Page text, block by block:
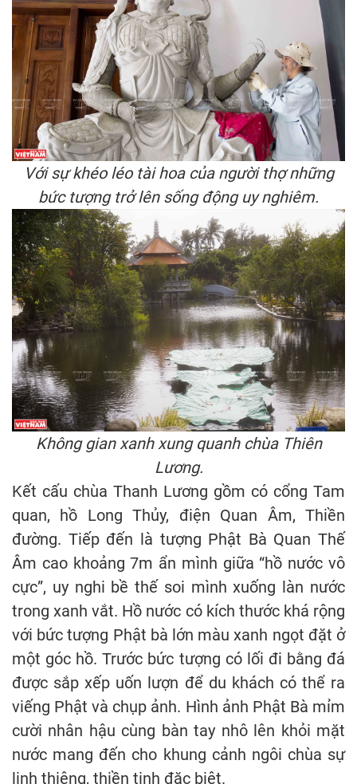
Với sự khéo léo tài hoa của người thợ những
bức tượng trở lên sống động uy nghiêm.
Không gian xanh xung quanh chùa Thiên
Lương.
Kết cấu chùa Thanh Lương gồm có cổng Tam
quan, hồ Long Thủy, điện Quan Âm, Thiền
đường. Tiếp đến là tượng Phật Bà Quan Thế
Âm cao khoảng 7m ẩn mình giữa “hồ nước vô
cực”, uy nghi bề thế soi mình xuống làn nước
trong xanh vắt. Hồ nước có kích thước khá rộng
với bức tượng Phật bà lớn màu xanh ngọt đặt ở
một góc hồ. Trước bức tượng có lối đi bằng đá
được sắp xếp uốn lượn để du khách có thể ra
viếng Phật và chụp ảnh. Hình ảnh Phật Bà mỉm
cười nhân hậu cùng bàn tay nhô lên khỏi mặt
nước mang đến cho khung cảnh ngôi chùa sự
linh thiêng, thiền tịnh đặc biệt.